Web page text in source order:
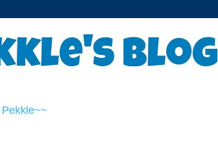
Blog